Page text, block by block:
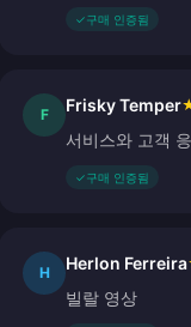
✓구매 인증됨
F Frisky Temper
서비스와 고객
✓구매 인증됨
H Herlon Ferreira
빌랄 영상